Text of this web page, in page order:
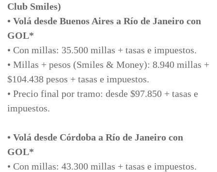
Club Smiles)
• Volá desde Buenos Aires a Río de Janeiro con
GOL*
• Con millas: 35.500 millas + tasas e impuestos.
• Millas + pesos (Smiles & Money): 8.940 millas +
$104.438 pesos + tasas e impuestos.
• Precio final por tramo: desde $97.850 + tasas e
impuestos.
• Volá desde Córdoba a Río de Janeiro con
GOL*
• Con millas: 43.300 millas + tasas e impuestos.